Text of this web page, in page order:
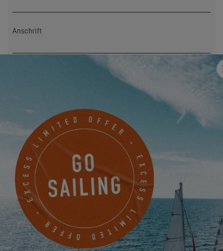
Anschrift
Haben Sie uns etwas mitzuteilen?
Ich möchte über Neuigkeiten, Veranstaltungen und
Angebote von EXCESS auf elektronischem Wege informiert
werden.